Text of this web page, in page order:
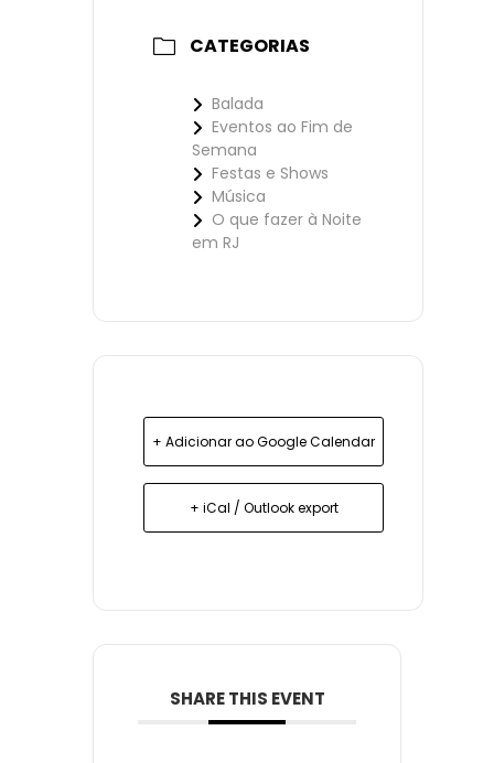
CATEGORIAS
Balada
Eventos ao Fim de
Semana
Festas e Shows
Música
O que fazer à Noite
em RJ
+ Adicionar ao Google Calendar
+ iCal / Outlook export
SHARE THIS EVENT